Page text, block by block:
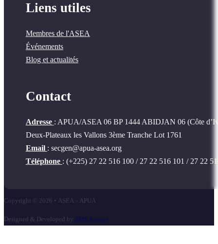
Liens utiles
Membres de l'ASEA
Événements
Blog et actualités
Contact
Adresse : APUA/ASEA 06 BP 1444 ABIDJAN 06 (Côte
Deux-Plateaux les Vallons 3ème Tranche Lot 1761
Email : secgen@apua-asea.org
Téléphone : (+225) 27 22 516 100 / 27 22 516 101 / 27 22
Copyright © 2026 • ASEA – APUA
Designed & Developed by SMS Agency